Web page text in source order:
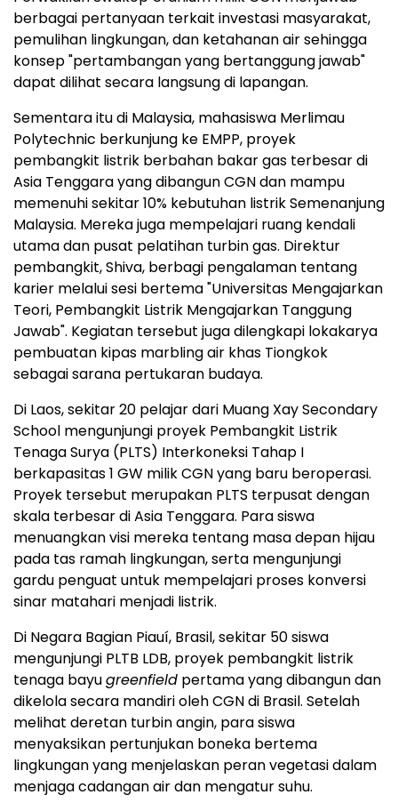
berbagai pertanyaan terkait investasi masyarakat,
pemulihan lingkungan, dan ketahanan air sehingga
konsep "pertambangan yang bertanggung jawab"
dapat dilihat secara langsung di lapangan.
Sementara itu di Malaysia, mahasiswa Merlimau
Polytechnic berkunjung ke EMPP, proyek
pembangkit listrik berbahan bakar gas terbesar di
Asia Tenggara yang dibangun CGN dan mampu
memenuhi sekitar 10% kebutuhan listrik Semenanjung
Malaysia. Mereka juga mempelajari ruang kendali
utama dan pusat pelatihan turbin gas. Direktur
pembangkit, Shiva, berbagi pengalaman tentang
karier melalui sesi bertema "Universitas Mengajarkan
Teori, Pembangkit Listrik Mengajarkan Tanggung
Jawab". Kegiatan tersebut juga dilengkapi lokakarya
pembuatan kipas marbling air khas Tiongkok
sebagai sarana pertukaran budaya.
Di Laos, sekitar 20 pelajar dari Muang Xay Secondary
School mengunjungi proyek Pembangkit Listrik
Tenaga Surya (PLTS) Interkoneksi Tahap I
berkapasitas 1 GW milik CGN yang baru beroperasi.
Proyek tersebut merupakan PLTS terpusat dengan
skala terbesar di Asia Tenggara. Para siswa
menuangkan visi mereka tentang masa depan hijau
pada tas ramah lingkungan, serta mengunjungi
gardu penguat untuk mempelajari proses konversi
sinar matahari menjadi listrik.
Di Negara Bagian Piauí, Brasil, sekitar 50 siswa
mengunjungi PLTB LDB, proyek pembangkit listrik
tenaga bayugreenfield pertama yang dibangun dan
dikelola secara mandiri oleh CGN di Brasil. Setelah
melihat deretan turbin angin, para siswa
menyaksikan pertunjukan boneka bertema
lingkungan yang menjelaskan peran vegetasi dalam
menjaga cadangan air dan mengatur suhu.